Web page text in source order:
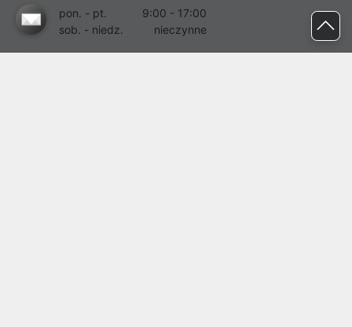
pon. - pt.
9:00 - 17:00
sob. - niedz.
nieczynne